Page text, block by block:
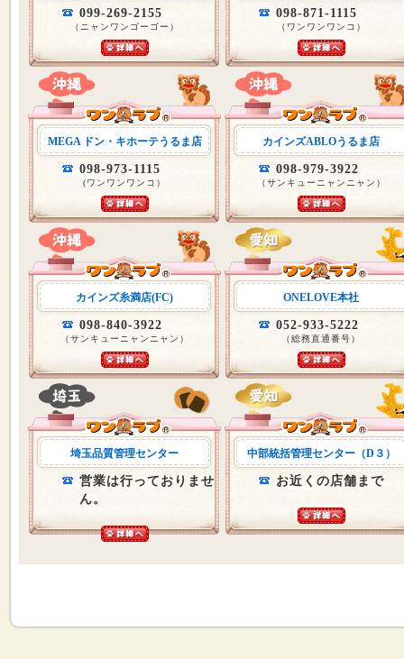
099-269-2155
（ニャンワンゴーゴー）
098-871-1115
（ワンワンワンコ）
MEGA ドン・キホーテうるま店
098-973-1115
(ワンワンワンコ）
カインズABLOうるま店
098-979-3922
（サンキューニャンニャン）
カインズ糸満店(FC)
098-840-3922
（サンキューニャンニャン）
ONELOVE本社
052-933-5222
（総務直通番号）
埼玉品質管理センター
営業は行っておりませ
ん。
中部統括管理センター（D３）
お近くの店舗まで